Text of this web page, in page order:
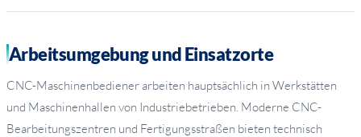
Arbeitsumgebung und Einsatzorte
CNC-Maschinenbediener arbeiten hauptsächlich in Werkstätten
und Maschinenhallen von Industriebetrieben. Moderne CNC-
Bearbeitungszentren und Fertigungsstraßen bieten technisch